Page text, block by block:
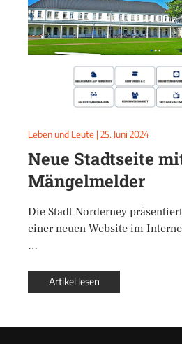
Leben und Leute | 25. Juni 2024
Neue Stadtseite
Mängelmelder
Die Stadt Norderney
einer neuen Website im
…
Artikel lesen